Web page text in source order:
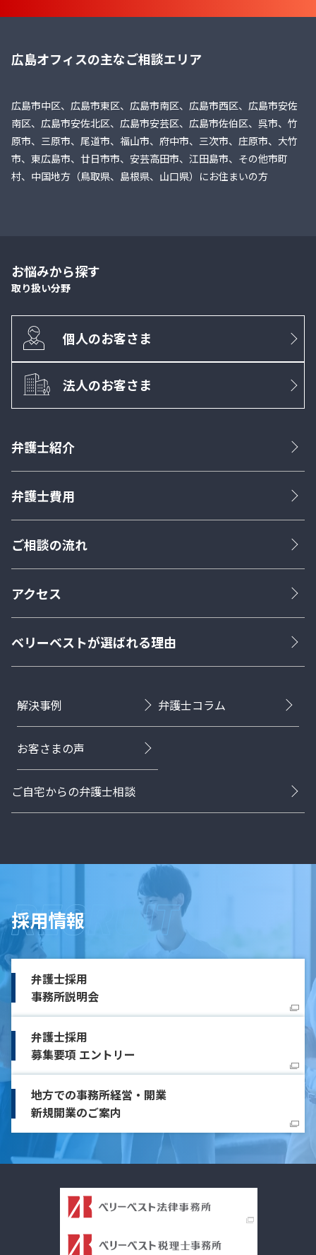
広島オフィスの主なご相談エリア
広島市中区、広島市東区、広島市南区、広島市西区、広島市安佐
南区、広島市安佐北区、広島市安芸区、広島市佐伯区、呉市、竹
原市、三原市、尾道市、福山市、府中市、三次市、庄原市、大竹
市、東広島市、廿日市市、安芸高田市、江田島市、その他市町
村、中国地方（鳥取県、島根県、山口県）にお住まいの方
お悩みから探す
取り扱い分野
個人のお客さま
法人のお客さま
弁護士紹介
弁護士費用
ご相談の流れ
アクセス
ベリーベストが選ばれる理由
解決事例 弁護士コラム
お客さまの声
ご自宅からの弁護士相談
採用情報
弁護士採用
事務所説明会
弁護士採用
募集要項 エントリー
地方での事務所経営・開業
新規開業のご案内